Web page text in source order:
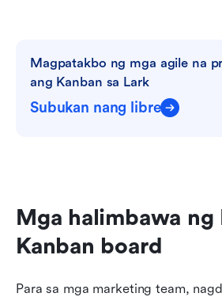
Magpatakbo ng mga agile na
ang Kanban sa Lark
Subukan nang libre
Mga halimbawa
Kanban board
Para sa mga marketing team,